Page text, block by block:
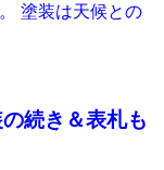
塗装は天候との
続き＆表札も